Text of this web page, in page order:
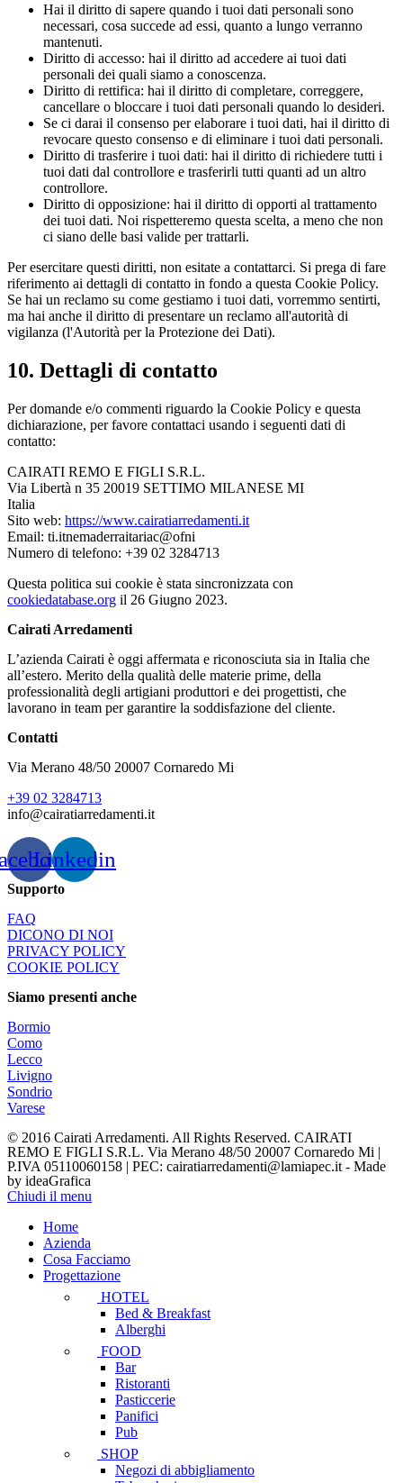
Hai il diritto di sapere quando i tuoi dati personali sono
necessari, cosa succede ad essi, quanto a lungo verranno
mantenuti.
Diritto di accesso: hai il diritto ad accedere ai tuoi dati
personali dei quali siamo a conoscenza.
Diritto di rettifica: hai il diritto di completare, correggere,
cancellare o bloccare i tuoi dati personali quando lo desideri.
Se ci darai il consenso per elaborare i tuoi dati, hai il diritto di
revocare questo consenso e di eliminare i tuoi dati personali.
Diritto di trasferire i tuoi dati: hai il diritto di richiedere tutti i
tuoi dati dal controllore e trasferirli tutti quanti ad un altro
controllore.
Diritto di opposizione: hai il diritto di opporti al trattamento
dei tuoi dati. Noi rispetteremo questa scelta, a meno che non
ci siano delle basi valide per trattarli.
Per esercitare questi diritti, non esitate a contattarci. Si prega di fare
riferimento ai dettagli di contatto in fondo a questa Cookie Policy.
Se hai un reclamo su come gestiamo i tuoi dati, vorremmo sentirti,
ma hai anche il diritto di presentare un reclamo all'autorità di
vigilanza (l'Autorità per la Protezione dei Dati).
10. Dettagli di contatto
Per domande e/o commenti riguardo la Cookie Policy e questa
dichiarazione, per favore contattaci usando i seguenti dati di
contatto:
CAIRATI REMO E FIGLI S.R.L.
Via Libertà n 35 20019 SETTIMO MILANESE MI
Italia
Sito web: https://www.cairatiarredamenti.it
Email: ti.itnemaderraitariac@ofni
Numero di telefono: +39 02 3284713
Questa politica sui cookie è stata sincronizzata con
cookiedatabase.org il 26 Giugno 2023.
Cairati Arredamenti
L’azienda Cairati è oggi affermata e riconosciuta sia in Italia che
all’estero. Merito della qualità delle materie prime, della
professionalità degli artigiani produttori e dei progettisti, che
lavorano in team per garantire la soddisfazione del cliente.
Contatti
Via Merano 48/50 20007 Cornaredo Mi
+39 02 3284713
info@cairatiarredamenti.it
Linkedin
Supporto
FAQ
DICONO DI NOI
PRIVACY POLICY
COOKIE POLICY
Siamo presenti anche
Bormio
Como
Lecco
Livigno
Sondrio
Varese
© 2016 Cairati Arredamenti. All Rights Reserved. CAIRATI
REMO E FIGLI S.R.L. Via Merano 48/50 20007 Cornaredo Mi |
P.IVA 05110060158 | PEC: cairatiarredamenti@lamiapec.it - Made
by ideaGrafica
Chiudi il menu
Home
Azienda
Cosa Facciamo
Progettazione
HOTEL
Bed & Breakfast
Alberghi
FOOD
Bar
Ristoranti
Pasticcerie
Panifici
Pub
SHOP
Negozi di abbigliamento